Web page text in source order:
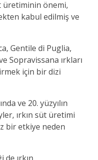
üretiminin önemi,
kabul edilmiş ve
Gentile di Puglia,
Sopravissana ırkları
için bir dizi
ve 20. yüzyılın
ırkın süt üretimi
bir etkiye neden